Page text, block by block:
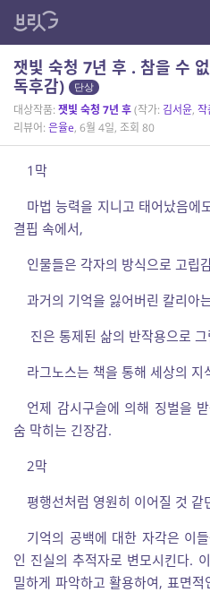
잿빛 숙청 7년 후 . 참을 수
독후감)
단상
대상작품: 잿빛 숙청 7년 후(작가: 김서윤, 작
리뷰어: 은율e, 6월 4일, 조회 80
1막
마법 능력을 지니고 태어났음에
결핍 속에서,
인물들은 각자의 방식으로 고립
과거의 기억을 잃어버린 칼리아
진은 통제된 삶의 반작용으로
라그노스는 책을 통해 세상의 지
언제 감시구슬에 의해 징벌을
숨 막히는 긴장감.
2막
평행선처럼 영원히 이어질 것 같
기억의 공백에 대한 자각은 이
인 진실의 추적자로 변모시킨다.
밀하게 파악하고 활용하여, 표면